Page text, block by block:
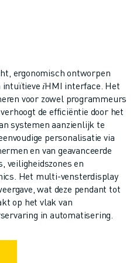
ergonomisch ontworpen
𝑖HMI interface. Het
voor zowel programmeurs
de efficiëntie door het
systemen aanzienlijk te
personalisatie via
en van geavanceerde
veiligheidszones en
Het multi-vensterdisplay
wat deze pendant tot
op het vlak van
in automatisering.